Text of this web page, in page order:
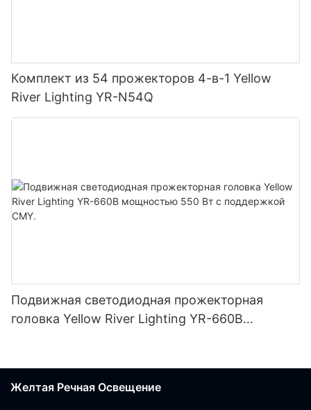
Комплект из 54 прожекторов 4-в-1 Yellow
River Lighting YR-N54Q
Подвижная светодиодная прожекторная
головка Yellow River Lighting YR-660B
Желтая Речная Освещение